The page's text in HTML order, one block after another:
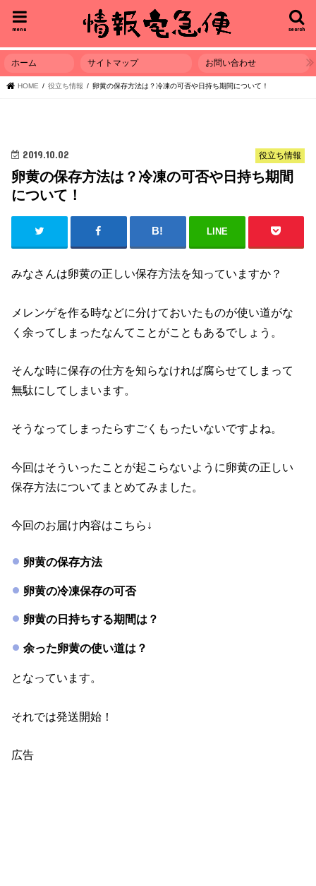
search
menu
ホーム サイトマップ お問い合わせ
HOME 役立ち情報 卵黄の保存方法は？冷凍の可否や日持ち期間について！
役立ち情報
2019.10.02
卵黄の保存方法は？冷凍の可否や日持ち期間
について！
LINE
みなさんは卵黄の正しい保存方法を知っていますか？
メレンゲを作る時などに分けておいたものが使い道がな
く余ってしまったなんてことがこともあるでしょう。
そんな時に保存の仕方を知らなければ腐らせてしまって
無駄にしてしまいます。
そうなってしまったらすごくもったいないですよね。
今回はそういったことが起こらないように卵黄の正しい
保存方法についてまとめてみました。
今回のお届け内容はこちら↓
卵黄の保存方法
卵黄の冷凍保存の可否
卵黄の日持ちする期間は？
余った卵黄の使い道は？
となっています。
それでは発送開始！
広告